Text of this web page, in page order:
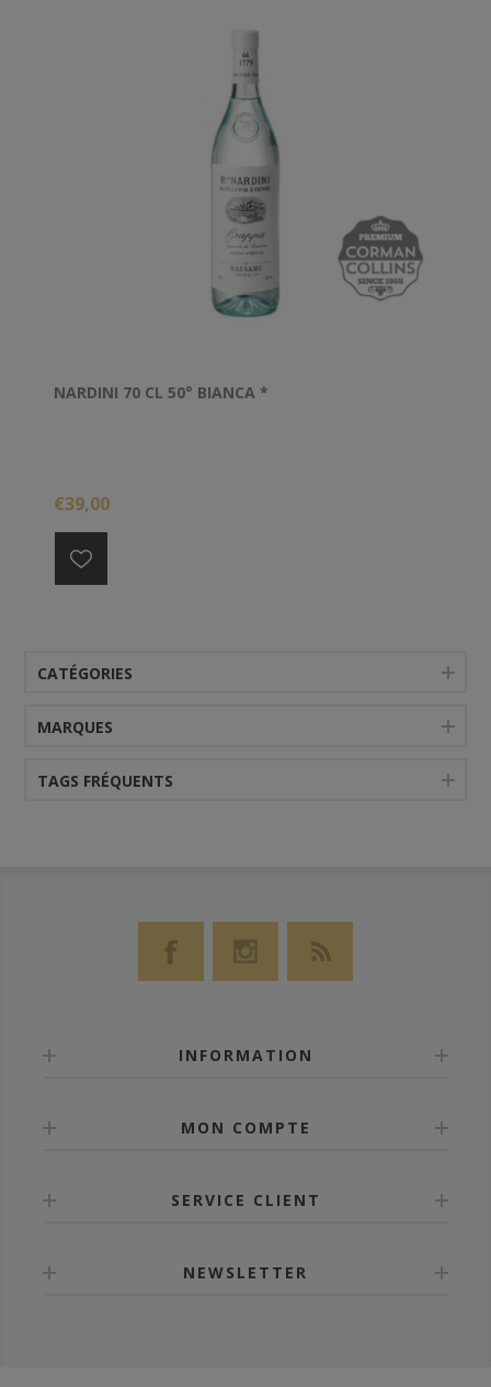
NARDINI 70 CL 50° BIANCA *
€39,00
CATÉGORIES
MARQUES
TAGS FRÉQUENTS
INFORMATION
MON COMPTE
SERVICE CLIENT
NEWSLETTER